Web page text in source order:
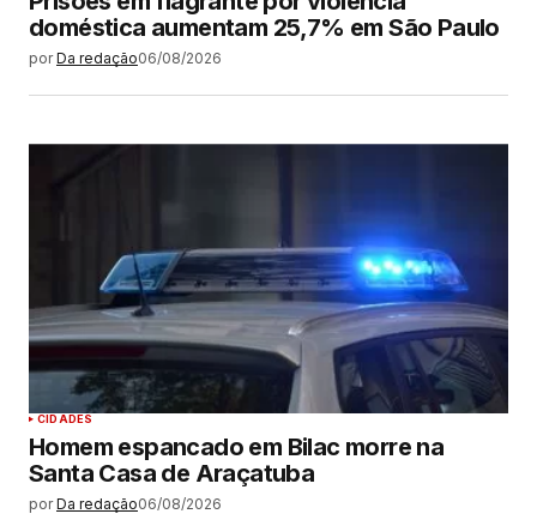
doméstica aumentam 25,7% em São Paulo
por Da redação06/08/2026
CIDADES
Homem espancado em Bilac morre na
Santa Casa de Araçatuba
por Da redação06/08/2026